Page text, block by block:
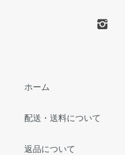
ホーム
配送・送料について
返品について